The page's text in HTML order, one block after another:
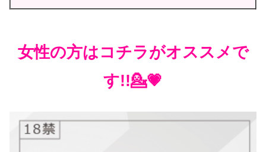
女性の方はコチラがオススメで
す!!💁💗